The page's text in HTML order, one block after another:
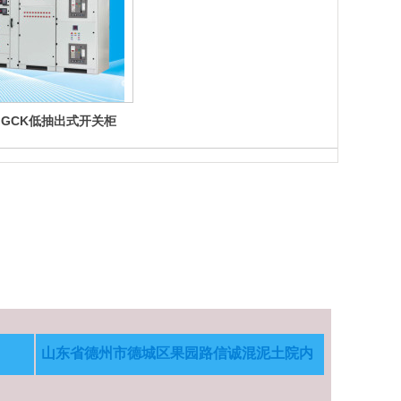
低抽出式开关柜
183-0534-7000/133-2627-9978
山东省德州市德城区果园路信诚混泥土院内